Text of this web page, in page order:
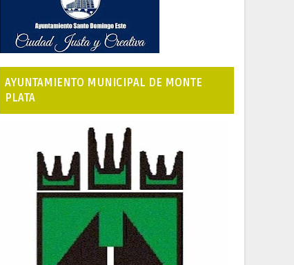
AYUNTAMIENTO MUNICIPAL DE MONTE
PLATA